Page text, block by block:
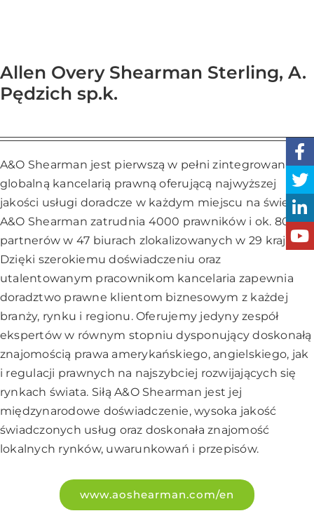
Allen Overy Shearman Sterling, A.
Pędzich sp.k.
A&O Shearman jest pierwszą w pełni zintegrowaną
globalną kancelarią prawną oferującą najwyższej
jakości usługi doradcze w każdym miejscu na świecie.
A&O Shearman zatrudnia 4000 prawników i ok. 800
partnerów w 47 biurach zlokalizowanych w 29 krajach.
Dzięki szerokiemu doświadczeniu oraz
utalentowanym pracownikom kancelaria zapewnia
doradztwo prawne klientom biznesowym z każdej
branży, rynku i regionu. Oferujemy jedyny zespół
ekspertów w równym stopniu dysponujący doskonałą
znajomością prawa amerykańskiego, angielskiego, jak
i regulacji prawnych na najszybciej rozwijających się
rynkach świata. Siłą A&O Shearman jest jej
międzynarodowe doświadczenie, wysoka jakość
świadczonych usług oraz doskonała znajomość
lokalnych rynków, uwarunkowań i przepisów.
www.aoshearman.com/en